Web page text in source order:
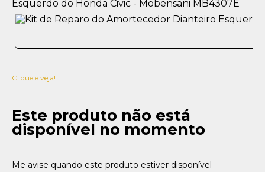
Clique e veja!
Este produto não está
disponível no momento